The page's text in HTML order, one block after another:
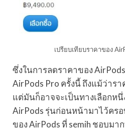
เปรียบเทียบราคาของ
ซึ่งในการลดราคาของ
AirPods Pro ครั้งนี้ ถึงแม้ว่าร
แต่มันก็อาจจะเป็นทางเลือกห
AirPods รุ่นก่อนหน้ามาไว้ครอ
ของ AirPods ที่ semih ชอบม